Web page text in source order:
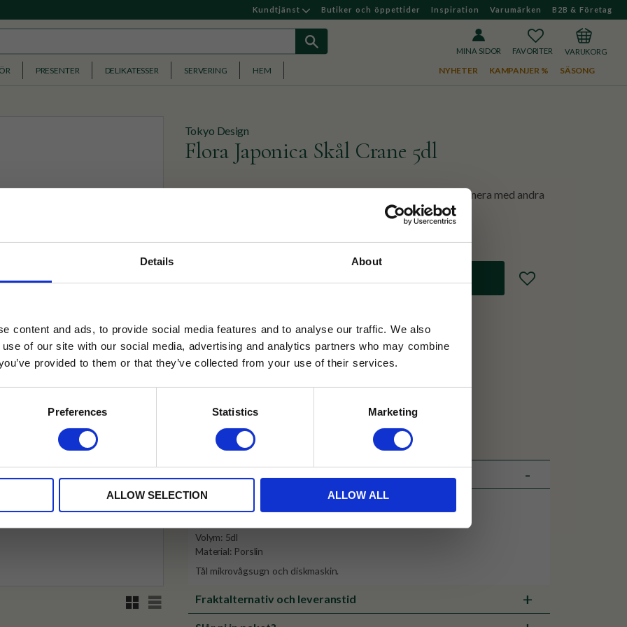
Details About
content and ads, to provide social media features and to analyse our traffic. We also
of our site with our social media, advertising and analytics partners who may combine
provided to them or that they’ve collected from your use of their services.
Preferences Statistics Marketing
ALLOW SELECTION ALLOW ALL
Kundtjänst Butiker och öppettider Inspiration Varumärken B2B & Företag
MINA SIDOR
FAVORITERKUNDVAGN
PRESENTER DELIKATESSER SERVERING HEM NYHETER KAMPANJER % SÄSONG
Tokyo Design
Flora Japonica Skål Crane 5dl
Skål från Flora Japonica kollektionen i motivet Crane. Kombinera med andra
delar från kollektionen och skapa en vacker dukning!
RutnätsvyListvy
149KR
Lägg till i favoriter
✓ Fri frakt över 399 kr
✓ Betala direkt eller inom 30 dagar
✓ Gratis teprov i varje beställning
Visa alla produkter från Tokyo Design
Bredd: 14,8 cm
Volym: 5dl
Material: Porslin
Tål mikrovågsugn och diskmaskin.
Fraktalternativ och leveranstid
Läs mer
Rabatten fungerar endast
med andra erbjudanden.